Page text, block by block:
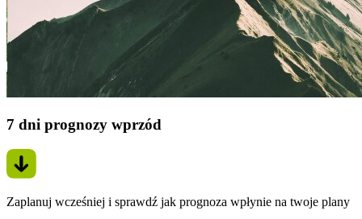
7 dni prognozy wprzód
Zaplanuj wcześniej i sprawdź jak prognoza wpłynie na twoje plany